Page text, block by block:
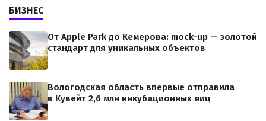
БИЗНЕС
От Apple Park до Кемерова: mock-up — золотой
стандарт для уникальных объектов
Вологодская область впервые отправила
в Кувейт 2,6 млн инкубационных яиц